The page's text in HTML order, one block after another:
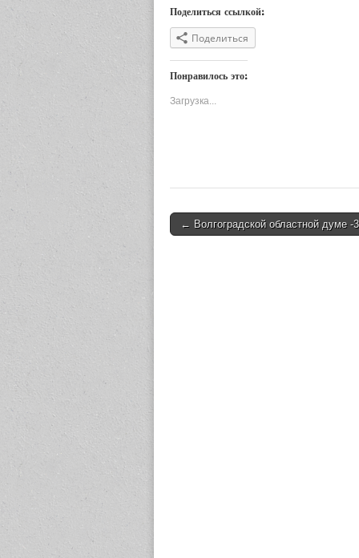
Поделиться ссылкой:
Поделиться
Понравилось это:
Загрузка...
Post navigation
← Волгоградской областной думе -